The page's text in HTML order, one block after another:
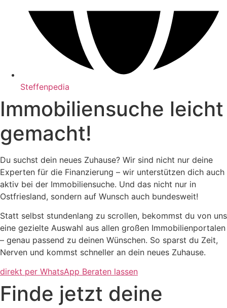
Steffenpedia
Immobiliensuche leicht
gemacht!​
Du suchst dein neues Zuhause? Wir sind nicht nur deine
Experten für die Finanzierung – wir unterstützen dich auch
aktiv bei der Immobiliensuche. Und das nicht nur in
Ostfriesland, sondern auf Wunsch auch bundesweit!
Statt selbst stundenlang zu scrollen, bekommst du von uns
eine gezielte Auswahl aus allen großen Immobilienportalen
– genau passend zu deinen Wünschen. So sparst du Zeit,
Nerven und kommst schneller an dein neues Zuhause.
direkt per WhatsApp Beraten lassen
Finde jetzt deine